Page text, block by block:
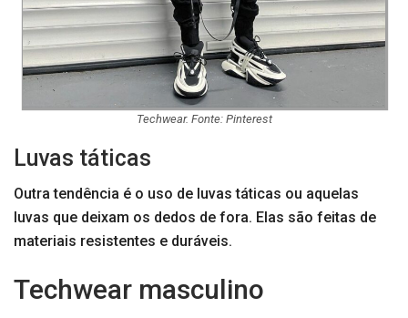
Techwear. Fonte: Pinterest
Luvas táticas
Outra tendência é o uso de luvas táticas ou aquelas
luvas que deixam os dedos de fora. Elas são feitas de
materiais resistentes e duráveis.
Techwear masculino